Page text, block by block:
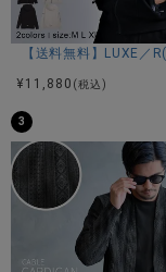
商品説明
BITTER STORE(ビ
た。
全体にストライプ
ね備えたカラーコー
細身でスタイリッ
をしっかりとキレ
衿部分にはワイヤ
可能です。
【送料無料】LUXE／
¥ 11,880 (税込)
3